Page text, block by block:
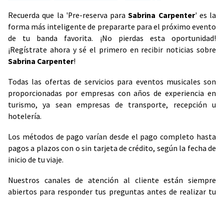
Recuerda que la 'Pre-reserva paraSabrina Carpenter' es la
forma más inteligente de prepararte para el próximo evento
de tu banda favorita. ¡No pierdas esta oportunidad!
¡Regístrate ahora y sé el primero en recibir noticias sobre
Sabrina Carpenter!
Todas las ofertas de servicios para eventos musicales son
proporcionadas por empresas con años de experiencia en
turismo, ya sean empresas de transporte, recepción u
hotelería.
Los métodos de pago varían desde el pago completo hasta
pagos a plazos con o sin tarjeta de crédito, según la fecha de
inicio de tu viaje.
Nuestros canales de atención al cliente están siempre
abiertos para responder tus preguntas antes de realizar tu